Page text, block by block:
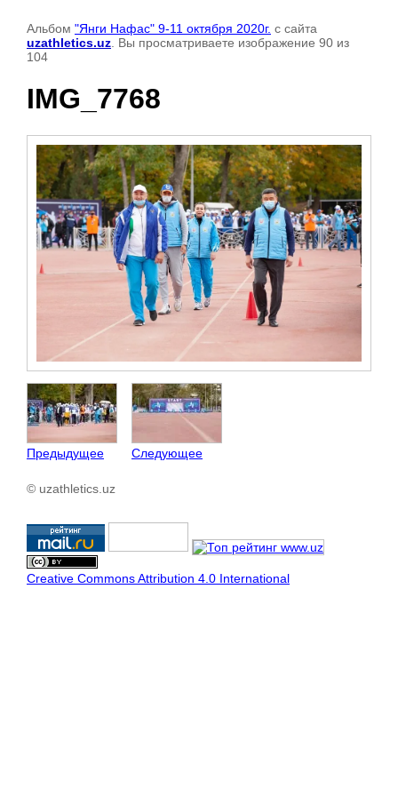
Альбом "Янги Нафас" 9-11 октября 2020г. с сайта
uzathletics.uz . Вы просматриваете изображение 90 из
104
IMG_7768
Предыдущее Следующее
© uzathletics.uz
Creative Commons Attribution 4.0 International